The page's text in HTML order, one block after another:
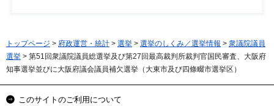
トップページ > 府政運営・統計 > 選挙 > 選挙のしくみ／選挙情報 > 衆議院議員
選挙 > 第51回衆議院議員総選挙及び第27回最高裁判所裁判官国民審査、大阪府
知事選挙並びに大阪府議会議員補欠選挙（大東市及び四條畷市選挙区）
このサイトのご利用について